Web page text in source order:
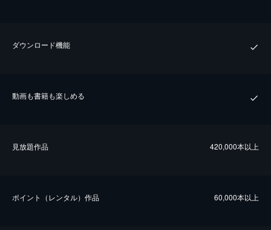
ダウンロード機能
動画も書籍も楽しめる
⾒放題作品 420,000本以上
ポイント（レンタル）作品 60,000本以上